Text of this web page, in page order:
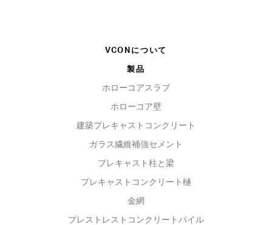
VCONについて
製品
ホローコアスラブ
ホローコア壁
建築プレキャストコンクリート
ガラス繊維補強セメント
プレキャスト柱と梁
プレキャストコンクリート樋
金網
プレストレストコンクリートパイル